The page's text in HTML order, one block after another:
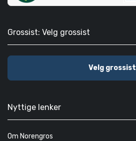
Grossist: Velg grossist
Velg grossist
Nyttige lenker
Om Norengros